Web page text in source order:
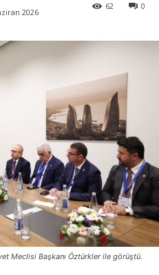
2026
0
62
Meclisi Başkanı Öztürkler ile görüştü.